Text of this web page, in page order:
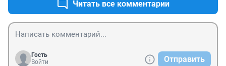
Читать все комментарии
Гость
Войти
Отправить